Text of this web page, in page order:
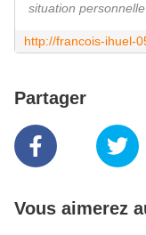
situation
Partager
Vous aimerez